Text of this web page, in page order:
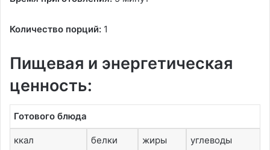
Количество порций: 1
Пищевая и энергетическая
ценность:
Готового блюда
ккал белки жиры углеводы